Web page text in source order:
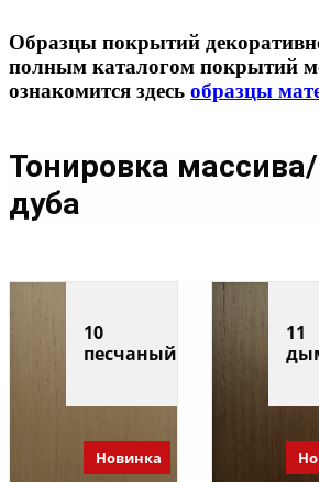
Образцы покрытий
полным каталогом покрытий
ознакомится здесь образцы
Тонировка
дуба
10
песчаный
Новинка
11